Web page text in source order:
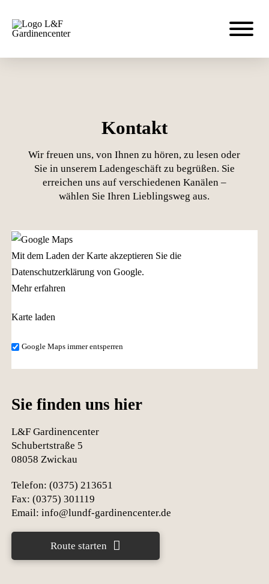
Kontakt
Wir freuen uns, von Ihnen zu hören, zu lesen oder
Sie in unserem Ladengeschäft zu begrüßen. Sie
erreichen uns auf verschiedenen Kanälen –
wählen Sie Ihren Lieblingsweg aus.
Mit dem Laden der Karte akzeptieren Sie die
Datenschutzerklärung von Google.
Mehr erfahren
Karte laden
Google Maps immer entsperren
Sie finden uns hier
L&F Gardinencenter
Schubertstraße 5
08058 Zwickau
Telefon: (0375) 213651
Fax: (0375) 301119
Email: info@lundf-gardinencenter.de
Route starten